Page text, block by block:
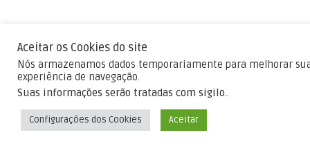
Aceitar os Cookies do site
Nós armazenamos dados temporariamente para melhorar
experiência de navegação.
Suas informações serão tratadas com sigilo..
Configurações dos Cookies Aceitar